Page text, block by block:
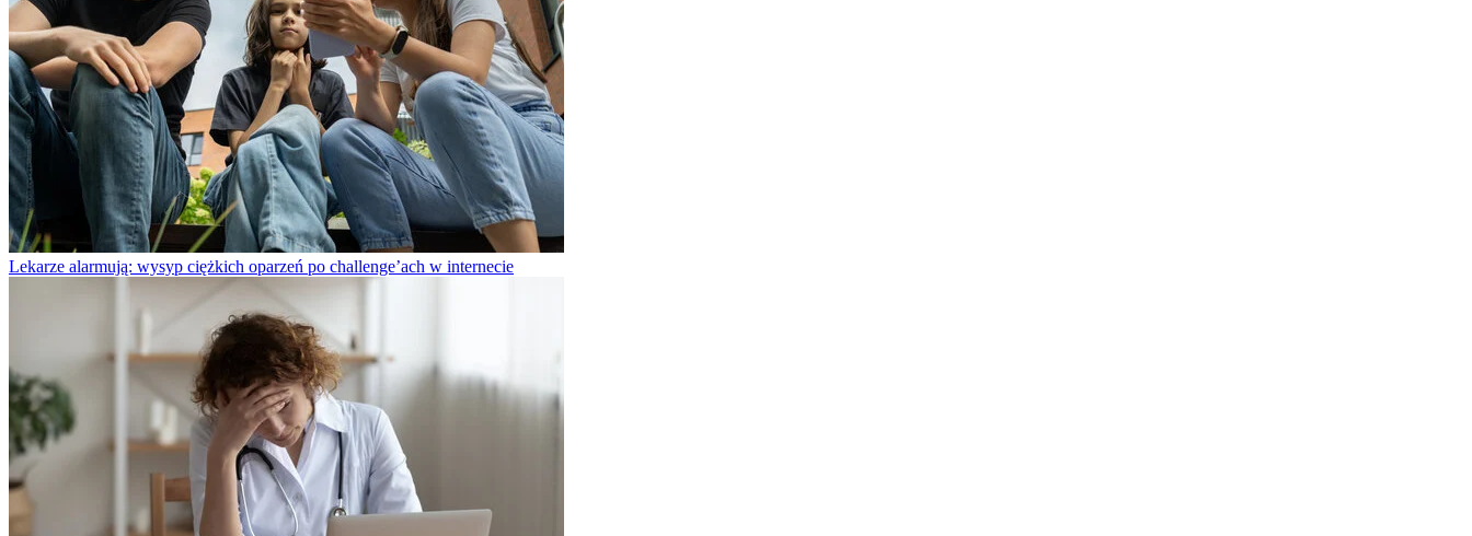
Lekarze alarmują: wysyp ciężkich oparzeń po challenge’ach w internecie